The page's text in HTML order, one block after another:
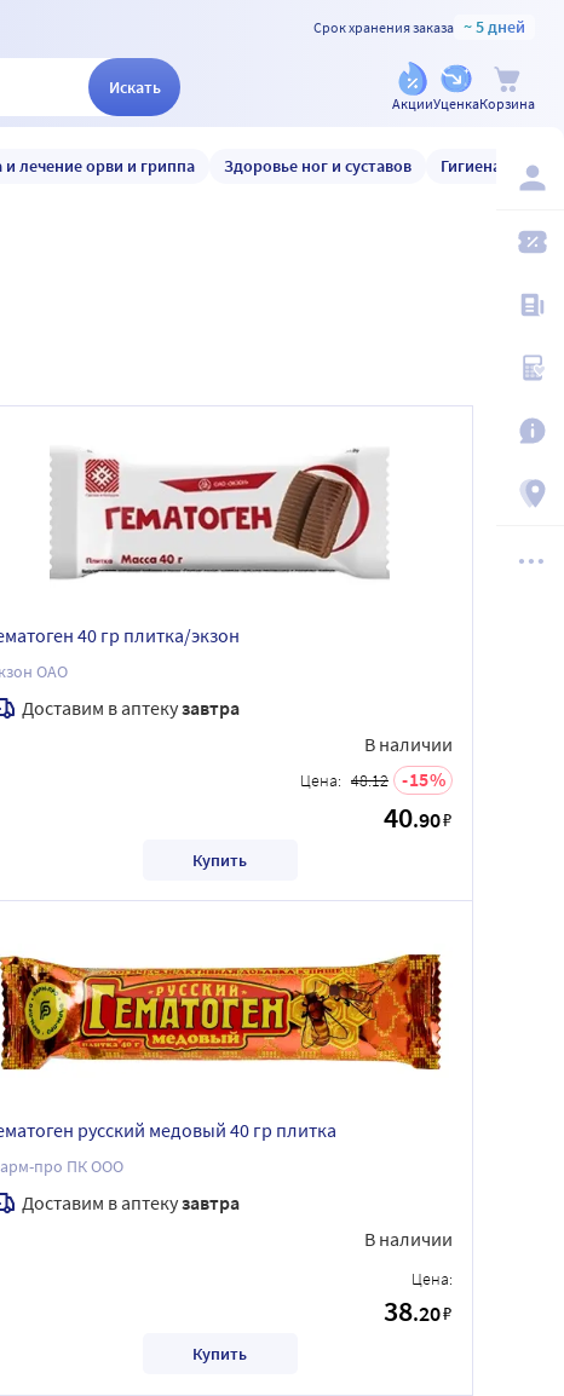
Срок хранения заказа ~ 5 дней
Искать
АкцииУценкаКорзина
лечение орви и гриппа Здоровье ног и суставов Гигиена и уход
40 гр плитка/экзон
ОАО
Доставим в аптекузавтра
В наличии
Цена: 48.12 15
40.90₽
Купить
русский медовый 40 гр плитка
про ПК ООО
Доставим в аптекузавтра
В наличии
Цена:
38.20₽
Купить